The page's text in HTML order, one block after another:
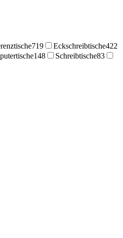
719 Eckschreibtische422
148 Schreibtische83